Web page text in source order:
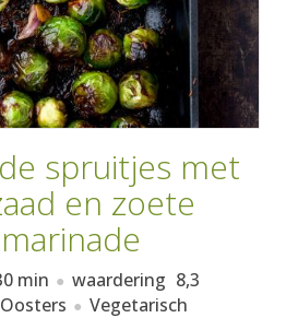
spruitjes met
en zoete
min waardering 8,3
Oosters Vegetarisch